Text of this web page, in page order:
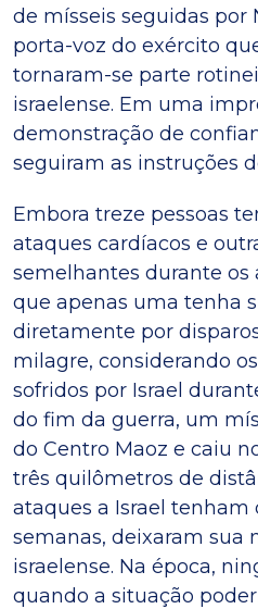
de mísseis seguidas por
porta-voz do exército
tornaram-se parte
israelense. Em uma
demonstração de
seguiram as instruções
Embora treze pessoas
ataques cardíacos e
semelhantes durante os
que apenas uma tenha
diretamente por
milagre, considerando
sofridos por Israel
do fim da guerra, um
do Centro Maoz e caiu
três quilômetros de
ataques a Israel tenham
semanas, deixaram sua
israelense. Na época,
quando a situação